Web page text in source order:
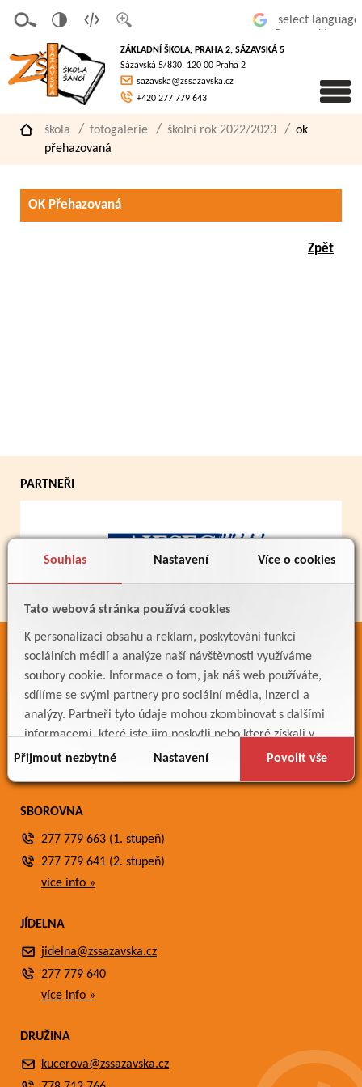
Souhlas Nastavení Více o cookies
Tato webová stránka používá cookies
K personalizaci obsahu a reklam, poskytování funkcí
sociálních médií a analýze naší návštěvnosti využíváme
soubory cookie. Informace o tom, jak náš web používáte,
sdílíme se svými partnery pro sociální média, inzerci a
analýzy. Partneři tyto údaje mohou zkombinovat s dalšími
informacemi, které jste jim poskytli nebo které získali v
důsledku toho, že používáte jejich služby.
Přijmout nezbytné Nastavení Povolit vše
písmo
á
verze
pro
slaboz
raké
ZÁKLADNÍ ŠKOLA, PRAHA 2, SÁZAVSKÁ 5
Sázavská 5/830, 120 00 Praha 2
sazavska@zssazavska.cz
+420 277 779 643
škola fotogalerie školní rok 2022/2023
ok
přehazovaná
OK Přehazovaná
Zpět
PARTNEŘI
ODKAZY
Bakaláři
Jídelníček
Meteostanice
SBOROVNA
277 779 663 (1. stupeň)
277 779 641 (2. stupeň)
více info »
JÍDELNA
jidelna@zssazavska.cz
277 779 640
více info »
DRUŽINA
kucerova@zssazavska.cz